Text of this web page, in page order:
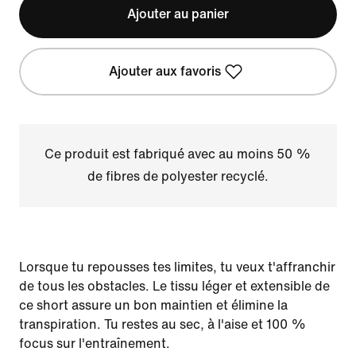
Ajouter au panier
Ajouter aux favoris
Ce produit est fabriqué avec au moins 50 %
de fibres de polyester recyclé.
Lorsque tu repousses tes limites, tu veux t'affranchir
de tous les obstacles. Le tissu léger et extensible de
ce short assure un bon maintien et élimine la
transpiration. Tu restes au sec, à l'aise et 100 %
focus sur l'entraînement.